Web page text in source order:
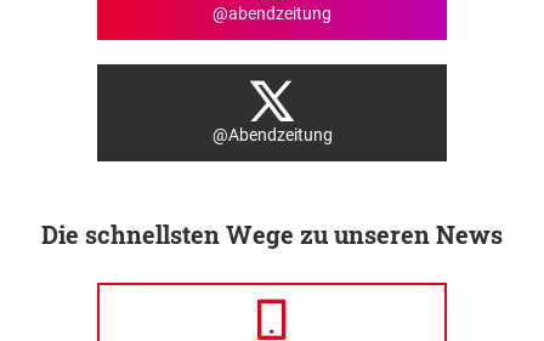
@abendzeitung
@Abendzeitung
Die schnellsten Wege zu unseren News